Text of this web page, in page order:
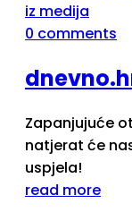
iz medija
0 comments
Zapanjujuće
natjerat će
uspjela!
read more